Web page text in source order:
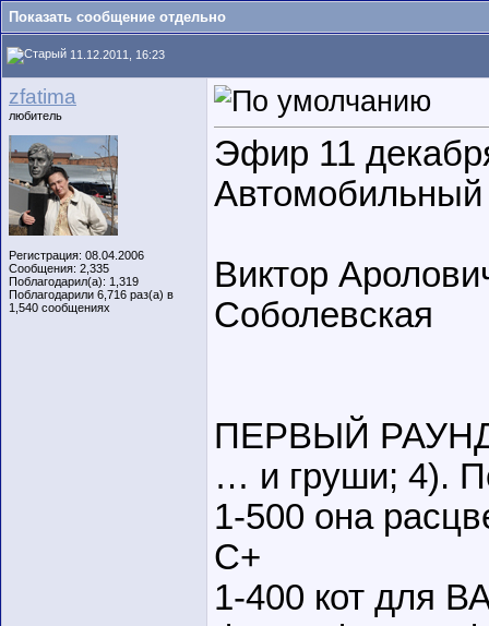
Показать сообщение отдельно
11.12.2011, 16:23
zfatima
любитель
Регистрация: 08.04.2006
Сообщения: 2,335
Поблагодарил(а): 1,319
Поблагодарили 6,716 раз(а) в
1,540 сообщениях
Эфир 11
Автомобильный
Виктор
Соболевская
ПЕРВЫЙ РАУНД:
… и груши; 4).
1-500 она
С+
1-400 кот для